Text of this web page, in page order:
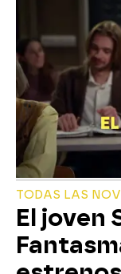
TODAS LAS
El joven